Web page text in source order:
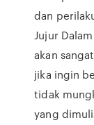
dan
Jujur
akan
jika ingin
tidak
yang